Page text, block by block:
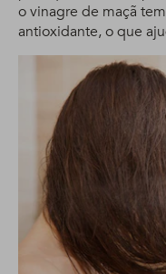
o vinagre de maçã
antioxidante, o que